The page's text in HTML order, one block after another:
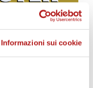
Informazioni sui cookie